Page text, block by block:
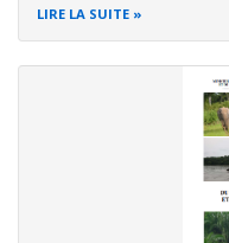
LIRE LA SUITE